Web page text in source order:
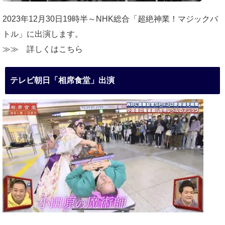
2023年12月30日19時半～NHK総合「超絶神業！マジックバ
トル」に出演します。
≫≫ 詳しくはこちら
テレビ朝日「相席食堂」出演